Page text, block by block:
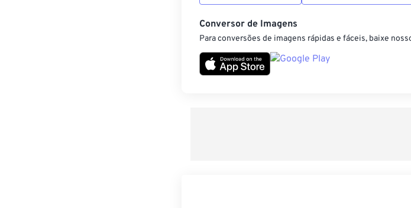
Conversor de Imagens
Para conversões de imagens rápidas e fáceis, baixe